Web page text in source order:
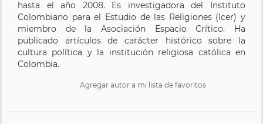
hasta el año 2008. Es investigadora del Instituto
Colombiano para el Estudio de las Religiones (Icer) y
miembro de la Asociación Espacio Crítico. Ha
publicado artículos de carácter histórico sobre la
cultura política y la institución religiosa católica en
Colombia.
Agregar autor a mi lista de favoritos